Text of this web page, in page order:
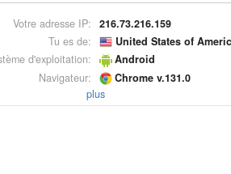
Votre adresse IP:
216.73.216.159
Tu es de:
United States of
d'exploitation:
Android
Navigateur:
Chrome v.131.0
plus